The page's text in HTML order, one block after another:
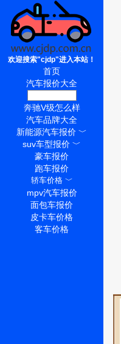
欢迎搜索"cjdp"进入本站！
首页
汽车报价大全
奔驰V级怎么样
汽车品牌大全
新能源汽车报价 ﹀
suv车型报价 ﹀
豪车报价
跑车报价
轿车价格﹀
mpv汽车报价
面包车报价
皮卡车价格
客车价格